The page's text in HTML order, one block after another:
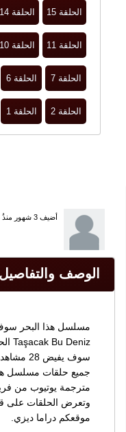
الحلقة 15 الحلقة 14
الحلقة 11 الحلقة 10
الحلقة 7 الحلقة 6
الحلقة 2 الحلقة 1
أضيف3 شهور منذُ
الوصف والتفاصيل
سوف
مترجمة يوتيوب من
موقعكم دراما ديزي.